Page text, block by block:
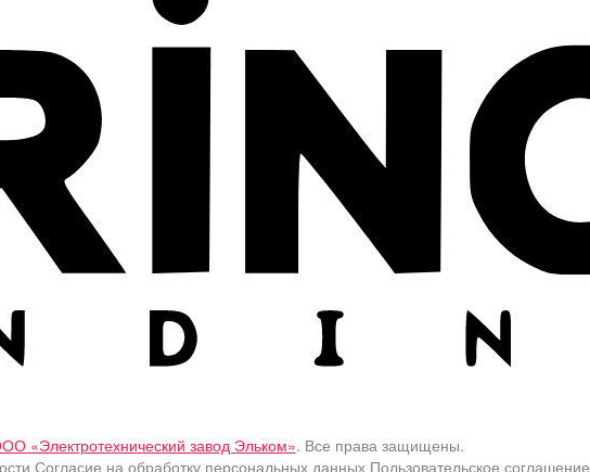
«Электротехнический завод Эльком». Все права защищены.
Согласие на обработку персональных данных Пользовательское соглашение